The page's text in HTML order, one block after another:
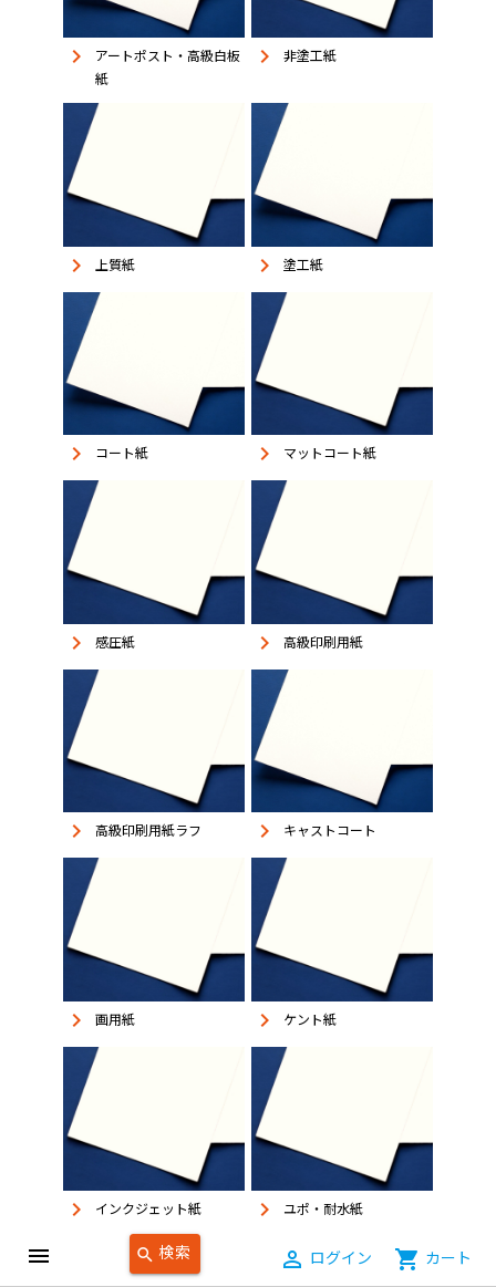
menu search 検索 person_outline ログイン shopping_cart カート
keyboard_arrow_right
アートポスト・高級白板
紙
keyboard_arrow_right 非塗工紙
keyboard_arrow_right 上質紙 keyboard_arrow_right 塗工紙
keyboard_arrow_right コート紙 keyboard_arrow_right マットコート紙
keyboard_arrow_right 感圧紙 keyboard_arrow_right 高級印刷用紙
keyboard_arrow_right 高級印刷用紙ラフ keyboard_arrow_right キャストコート
keyboard_arrow_right 画用紙 keyboard_arrow_right ケント紙
keyboard_arrow_right インクジェット紙 keyboard_arrow_right ユポ・耐水紙